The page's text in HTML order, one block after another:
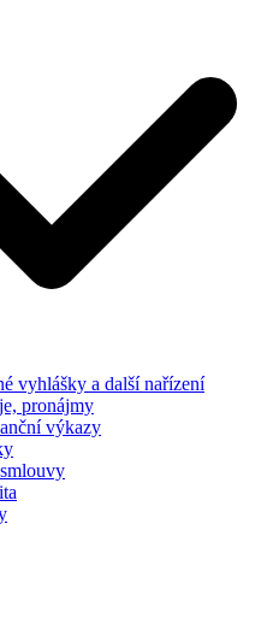
vyhlášky a další nařízení
pronájmy
výkazy